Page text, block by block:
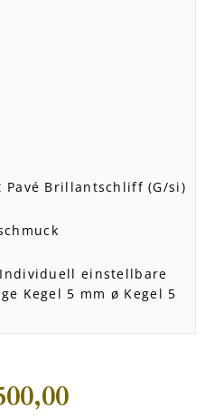
Pavé Brillantschliff (G/si)
einstellbare
Kegel 5 mm ø Kegel 5